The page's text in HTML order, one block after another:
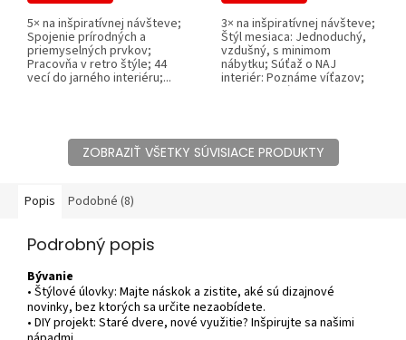
5× na inšpiratívnej návšteve;
Spojenie prírodných a
priemyselných prvkov;
Pracovňa v retro štýle; 44
vecí do jarného interiéru;...
3× na inšpiratívnej návšteve;
Štýl mesiaca: Jednoduchý,
vzdušný, s minimom
nábytku; Súťaž o NAJ
interiér: Poznáme víťazov;
55 pastelových...
ZOBRAZIŤ VŠETKY SÚVISIACE PRODUKTY
Popis Podobné (8)
Podrobný popis
Bývanie
• Štýlové úlovky: Majte náskok a zistite, aké sú dizajnové
novinky, bez ktorých sa určite nezaobídete.
• DIY projekt: Staré dvere, nové využitie? Inšpirujte sa našimi